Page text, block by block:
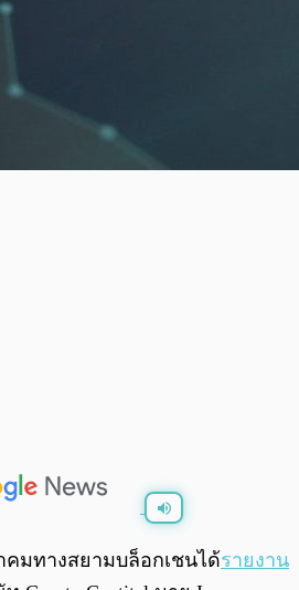
0:00/
มทางสยามบล็อกเชนได้รายงาน